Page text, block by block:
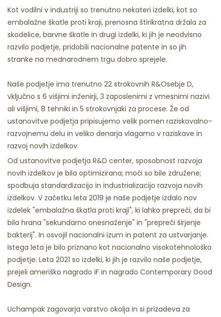
Kot vodilni v industriji so trenutno nekateri izdelki, kot so
embalažne škatle proti kraji, prenosna štirikratna držala za
skodelice, barvne škatle in drugi izdelki, ki jih je neodvisno
razvilo podjetje, pridobili nacionalne patente in so jih
stranke na mednarodnem trgu dobro sprejele.
Naše podjetje ima trenutno 22 strokovnih R&Osebje D,
vključno s 6 višjimi inženirji, 3 zaposlenimi z vmesnimi nazivi
ali višjimi, 8 tehniki in 5 strokovnjaki za procese. Že od
ustanovitve podjetja pripisujemo velik pomen raziskovalno-
razvojnemu delu in veliko denarja vlagamo v raziskave in
razvoj novih izdelkov.
Od ustanovitve podjetja R&D center, sposobnost razvoja
novih izdelkov je bila optimizirana; moči so bile združene;
spodbuja standardizacijo in industrializacijo razvoja novih
izdelkov. V začetku leta 2019 je naše podjetje izdalo nov
izdelek "embalažna škatla proti kraji", ki lahko prepreči, da bi
bila hrana "sekundarno onesnaženje" in "prepreči širjenje
bakterij". In osvojil nacionalni izum in patent za ustvarjanje.
Istega leta je bilo priznano kot nacionalno visokotehnološko
podjetje. Leta 2021 so izdelki, ki jih je razvilo naše podjetje,
prejeli ameriško nagrado iF in nagrado Contemporary Good
Design.
Uchampak zagovarja varstvo okolja in si prizadeva za